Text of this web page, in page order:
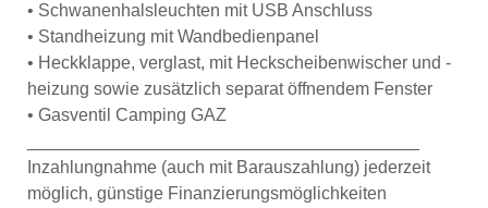
• Schwanenhalsleuchten mit USB Anschluss
• Standheizung mit Wandbedienpanel
• Heckklappe, verglast, mit Heckscheibenwischer und -
heizung sowie zusätzlich separat öffnendem Fenster
• Gasventil Camping GAZ
Inzahlungnahme (auch mit Barauszahlung) jederzeit
möglich, günstige Finanzierungsmöglichkeiten